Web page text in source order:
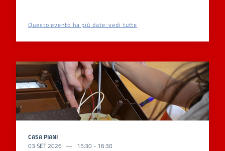
Questo evento ha più date: vedi tutte
CASA PIANI
03 SET 2026
15:30 - 16:30